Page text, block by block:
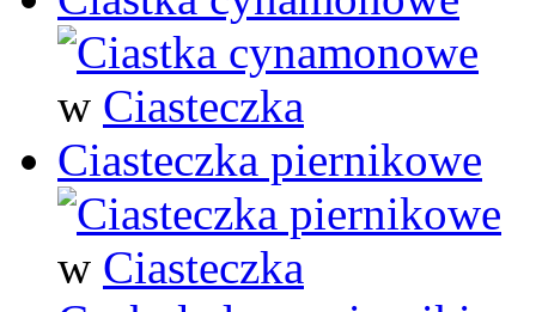
w Ciasteczka
Ciasteczka piernikowe
w Ciasteczka